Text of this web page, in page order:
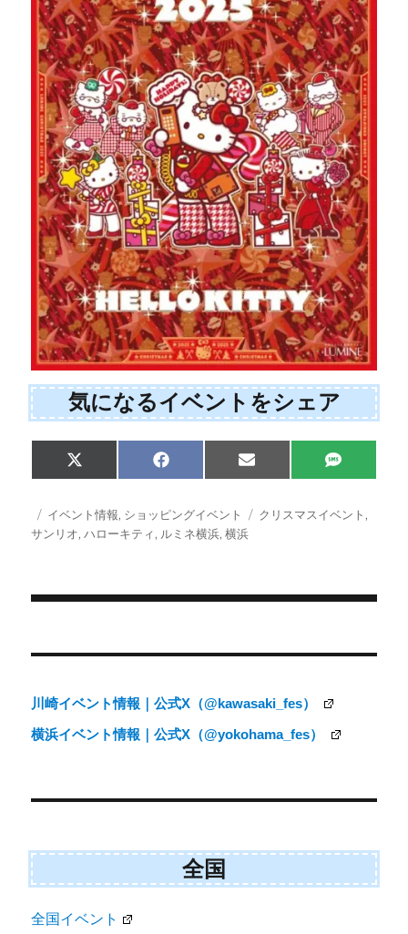
気になるイベントをシェア
Share
on
X
(
w
t
)
Share
on
F
a
e
b
o
Share
on
E
m
Share
on
S
M
投
稿
カ
テ
イベント情報, ショッピングイベント
タ
クリスマスイベント,
サンリオ,ハローキティ, ルミネ横浜,横浜
稿
ナ
ビ
ー
ョ
川崎イベント情報｜公式X（@kawasaki_fes）
横浜イベント情報｜公式X（@yokohama_fes）
全国
全国イベント